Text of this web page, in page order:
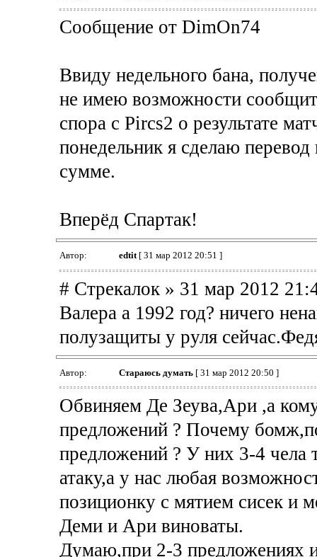
Сообщение от DimOn74
Ввиду недельного бана,
не имею возможности
спора с Pircs2 о результате
понедельник я сделаю
сумме.
Вперёд Спартак!
Автор: edtit[ 31 мар 2012 20:51 ]
# Стрекалок » 31 мар 2012
Валера а 1992 год? ничего
полузащиты у руля
Автор: Стараюсь думать[ 31 мар 2012 20:50 ]
Обвиняем Де Зеува,Ари ,а
предложений ? Почему
предложений ? У них 3-4 чела
атаку,а у нас любая
позиционку с мятием сисек и
Деми и Ари виноваты.
Думаю,при 2-3 предложениях